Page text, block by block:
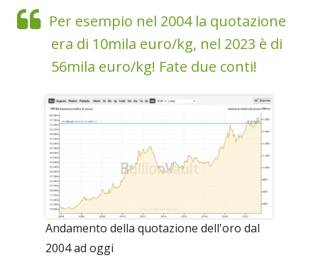
Per esempio nel 2004 la quotazione
era di 10mila euro/kg, nel 2023 è di
56mila euro/kg! Fate due conti!
Andamento della quotazione dell'oro dal
2004 ad oggi